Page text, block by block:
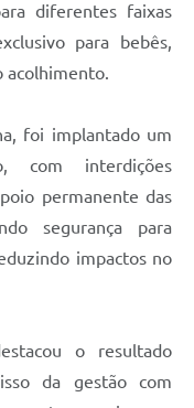
diferentes faixas
para bebês,
acolhimento.
foi implantado um
com interdições
permanente das
segurança para
impactos no
o resultado
da gestão com